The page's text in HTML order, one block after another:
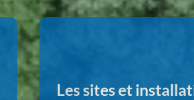
Les sites et